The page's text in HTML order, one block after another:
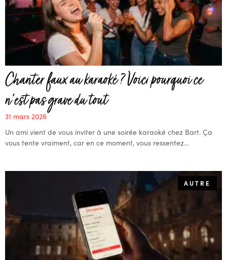
Chanter faux au karaoké ? Voici pourquoi ce
n’est pas grave du tout
31 mars 2026
Un ami vient de vous inviter à une soirée karaoké chez Bart. Ça
vous tente vraiment, car en ce moment, vous ressentez…
AUTRE